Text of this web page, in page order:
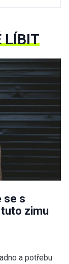
LÍBIT
se s
zimu
a potřebu